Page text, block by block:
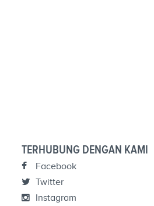
TERHUBUNG DENGAN KAMI
Facebook
Twitter
Instagram